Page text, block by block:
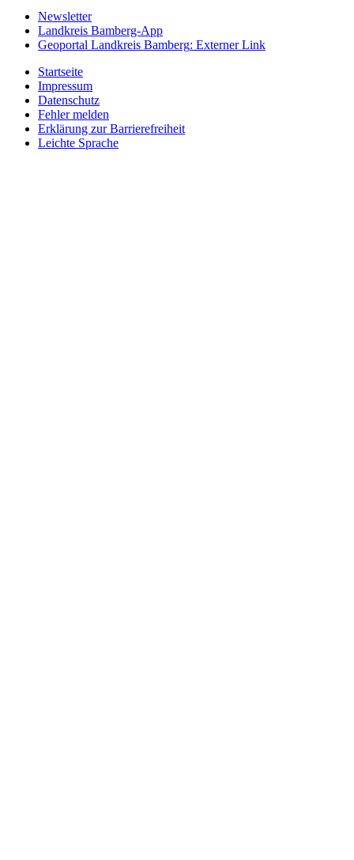
Newsletter
Landkreis Bamberg-App
Geoportal Landkreis Bamberg: Externer Link
Startseite
Impressum
Datenschutz
Fehler melden
Erklärung zur Barrierefreiheit
Leichte Sprache